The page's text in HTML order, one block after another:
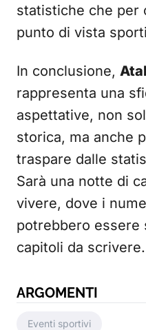
statistiche che per
punto di vista
In conclusione,
rappresenta una
aspettative, non
storica, ma anche
traspare dalle
Sarà una notte di
vivere, dove i
potrebbero essere
capitoli da scrivere.
ARGOMENTI
Eventi sportivi